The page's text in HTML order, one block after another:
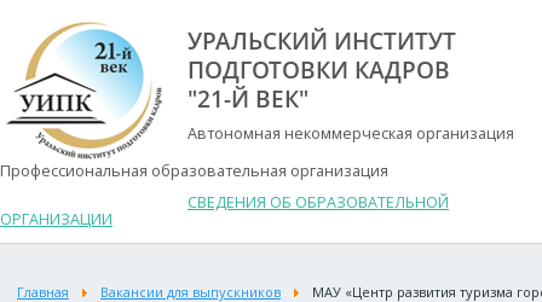
УРАЛЬСКИЙ ИНСТИТУТ
ПОДГОТОВКИ КАДРОВ
"21-Й ВЕК"
Автономная некоммерческая организация
Профессиональная образовательная организация
СВЕДЕНИЯ ОБ ОБРАЗОВАТЕЛЬНОЙ
ОРГАНИЗАЦИИ
Главная Вакансии для выпускников МАУ «Центр развития туризма